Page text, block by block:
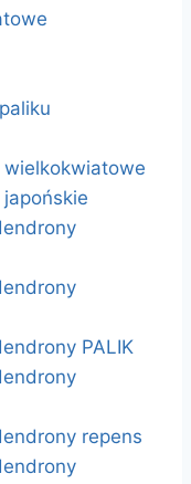
wielkokwiatowe
japońskie
PALIK
repens